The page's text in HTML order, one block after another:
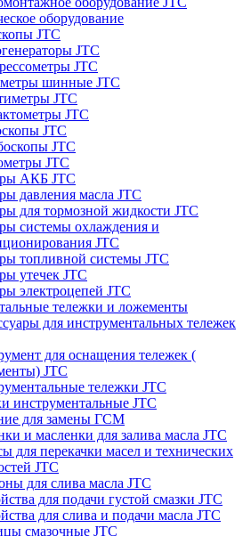
оборудование
JTC
JTC
JTC
шинные JTC
JTC
JTC
JTC
JTC
JTC
АКБ JTC
давления масла JTC
для тормозной жидкости JTC
системы охлаждения и
JTC
топливной системы JTC
утечек JTC
электроцепей JTC
тележки и ложементы
для инструментальных тележек
для оснащения тележек (
JTC
тележки JTC
инструментальные JTC
для замены ГСМ
и масленки для залива масла JTC
для перекачки масел и технических
JTC
для слива масла JTC
для подачи густой смазки JTC
для слива и подачи масла JTC
смазочные JTC